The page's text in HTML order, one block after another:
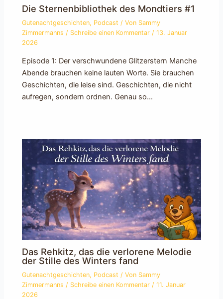
Die Sternenbibliothek des Mondtiers #1
Gutenachtgeschichten, Podcast / Von Sammy
Zimmermanns / Schreibe einen Kommentar /13. Januar
2026
Episode 1: Der verschwundene Glitzerstern Manche
Abende brauchen keine lauten Worte. Sie brauchen
Geschichten, die leise sind. Geschichten, die nicht
aufregen, sondern ordnen. Genau so…
Das Rehkitz, das die verlorene Melodie
der Stille des Winters fand
Gutenachtgeschichten, Podcast / Von Sammy
Zimmermanns / Schreibe einen Kommentar /11. Januar
2026